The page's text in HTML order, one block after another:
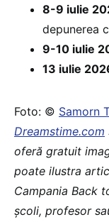
8-9 iulie
depunerea
9-10 iulie
13 iulie
Foto: © Samorn
Dreamstime.com
oferă gratuit
poate ilustra
Campania Back
școli, profesor